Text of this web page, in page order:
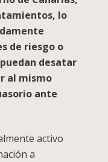
lo
de riesgo o
desatar
al mismo
ante
activo
a